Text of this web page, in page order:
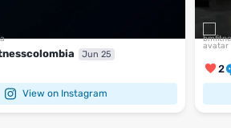
Jun 25
View on Instagram
2